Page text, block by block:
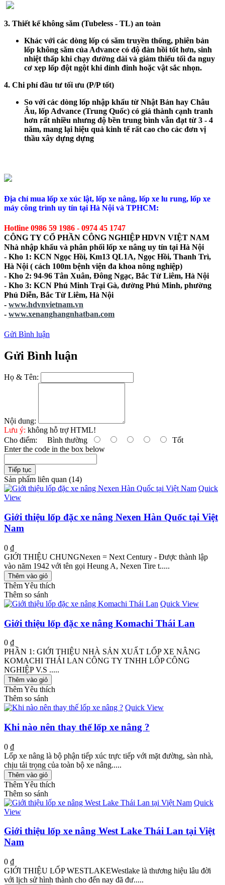
3. Thiết kế không săm (Tubeless - TL) an toàn
Khác với các dòng lốp có săm truyền thống, phiên bản
lốp không săm của Advance có độ đàn hồi tốt hơn, sinh
nhiệt thấp khi chạy đường dài và giảm thiểu tối đa nguy
cơ xẹp lốp đột ngột khi dính đinh hoặc vật sắc nhọn.
4. Chi phí đầu tư tối ưu (P/P tốt)
So với các dòng lốp nhập khẩu từ Nhật Bản hay Châu
Âu, lốp Advance (Trung Quốc) có giá thành cạnh tranh
hơn rất nhiều nhưng độ bền trung bình vẫn đạt từ 3 - 4
năm, mang lại hiệu quả kinh tế rất cao cho các đơn vị
thầu xây dựng dựng
Địa chỉ mua lốp xe xúc lật, lốp xe nâng, lốp xe lu rung, lốp xe
máy công trình uy tín tại Hà Nội và TPHCM:
Hotline 0986 59 1986 - 0974 45 1747
CÔNG TY CỔ PHẦN CÔNG NGHIỆP HDVN VIỆT NAM
Nhà nhập khẩu và phân phối lốp xe nâng uy tín tại Hà Nội
- Kho 1: KCN Ngọc Hồi, Km13 QL1A, Ngọc Hồi, Thanh Trì,
Hà Nội ( cách 100m bệnh viện đa khoa nông nghiệp)
- Kho 2: 94-96 Tân Xuân, Đông Ngạc, Bắc Từ Liêm, Hà Nội
- Kho 3: KCN Phú Minh Trại Gà, đường Phú Minh, phường
Phú Diễn, Bắc Từ Liêm, Hà Nội
- www.hdvnvietnam.vn
- www.xenanghangnhatban.com
Gửi Bình luận
Gửi Bình luận
Họ & Tên:
Nội dung:
Lưu ý: không hỗ trợ HTML!
Cho điểm: Bình thường
Tốt
Enter the code in the box below
Tiếp tục
Sản phẩm liên quan (14)
Quick
View
Giới thiệu lốp đặc xe nâng Nexen Hàn Quốc tại Việt
Nam
0 ₫
GIỚI THIỆU CHUNGNexen = Next Century - Được thành lập
vào năm 1942 với tên gọi Heung A, Nexen Tire t.....
Thêm vào giỏ
Thêm Yêu thích
Thêm so sánh
Quick View
Giới thiệu lốp đặc xe nâng Komachi Thái Lan
0 ₫
PHẦN 1: GIỚI THIỆU NHÀ SẢN XUẤT LỐP XE NÂNG
KOMACHI THÁI LAN CÔNG TY TNHH LỐP CÔNG
NGHIỆP V.S .....
Thêm vào giỏ
Thêm Yêu thích
Thêm so sánh
Quick View
Khi nào nên thay thế lốp xe nâng ?
0 ₫
Lốp xe nâng là bộ phận tiếp xúc trực tiếp với mặt đường, sàn nhà,
chịu tải trọng của toàn bộ xe nâng.....
Thêm vào giỏ
Thêm Yêu thích
Thêm so sánh
Quick
View
Giới thiệu lốp xe nâng West Lake Thái Lan tại Việt
Nam
0 ₫
GIỚI THIỆU LỐP WESTLAKEWestlake là thương hiệu lâu đời
với lịch sử hình thành cho đến nay đã đư.....